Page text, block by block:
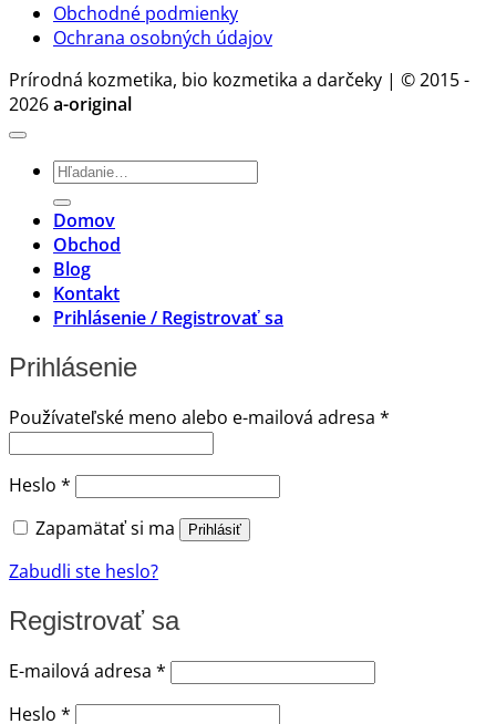
Obchodné podmienky
Ochrana osobných údajov
Prírodná kozmetika, bio kozmetika a darčeky | © 2015 -
2026a-original
Hľadať:
Domov
Obchod
Blog
Kontakt
Prihlásenie / Registrovať sa
Prihlásenie
Používateľské meno alebo e-mailová adresa *
Heslo * Povinné
Zapamätať si ma
Prihlásiť
Zabudli ste heslo?
Registrovať sa
E-mailová adresa * Povinné
Heslo * Povinné